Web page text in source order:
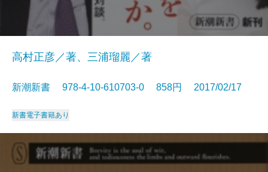
高村正彦／著、三浦瑠麗／著
新潮新書 978-4-10-610703-0 858円 2017/02/17
新書電子書籍あり